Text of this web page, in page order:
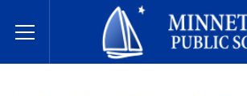
Toggle Menu
Écoles publiques de Minnetonka